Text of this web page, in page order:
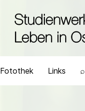
Fotothek Links ⌕